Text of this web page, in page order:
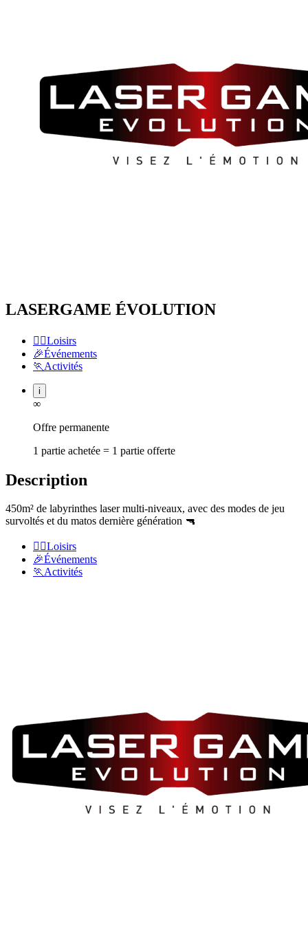
LASERGAME ÉVOLUTION
🏃‍♂️Loisirs
🎉Événements
🏃 Activités
i
∞
Offre permanente
1 partie achetée = 1 partie offerte
Description
450m² de labyrinthes laser multi-niveaux, avec des modes de jeu
survoltés et du matos dernière génération 🔫
🏃‍♂️Loisirs
🎉Événements
🏃Activités